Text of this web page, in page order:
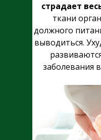
страдает
ткани
должного
выводиться.
заболевания